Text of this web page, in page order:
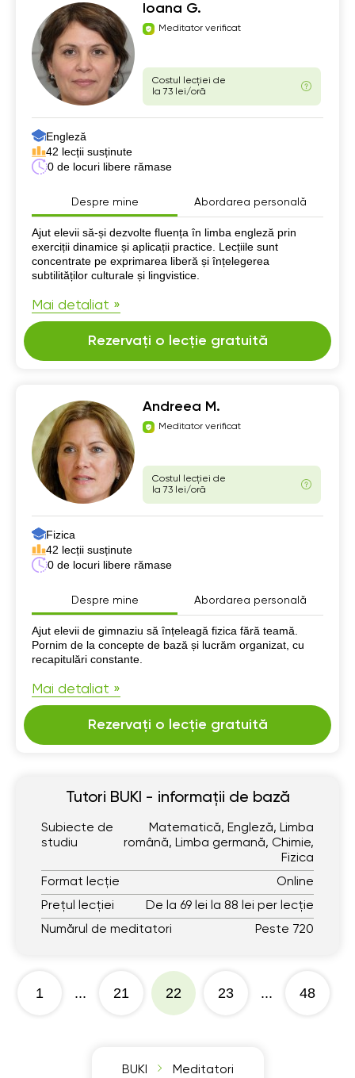
Ioana G.
Meditator verificat
Costul lecției de
la 73 lei/oră
Engleză
42 lecții susținute
0 de locuri libere rămase
Despre mine Abordarea personală
Despre mine
Ajut elevii să-și dezvolte fluența în limba engleză prin
exerciții dinamice și aplicații practice. Lecțiile sunt
concentrate pe exprimarea liberă și înțelegerea
subtilităților culturale și lingvistice.
Mai detaliat »
Rezervați o lecție gratuită
Andreea M.
Meditator verificat
Costul lecției de
la 73 lei/oră
Fizica
42 lecții susținute
0 de locuri libere rămase
Despre mine Abordarea personală
Despre mine
Ajut elevii de gimnaziu să înțeleagă fizica fără teamă.
Pornim de la concepte de bază și lucrăm organizat, cu
recapitulări constante.
Mai detaliat »
Rezervați o lecție gratuită
Tutori BUKI - informații de bază
Subiecte de
studiu
Matematică, Engleză, Limba
română, Limba germană, Chimie,
Fizica
Format lecție
Online
Prețul lecției
De la 69 lei la 88 lei per lecție
Numărul de meditatori
Peste 720
1 ... 21 22 23 ... 48
BUKI Meditatori